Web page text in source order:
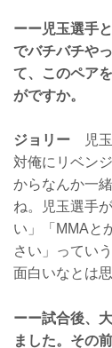
ーー児玉選手
でバチバチや
て、このペア
がですか。
ジョリー 児玉
対俺にリベン
からなんか一
ね。児玉選手
い」「MMAと
さい」ってい
面白いなとは
ーー試合後、
ました。その